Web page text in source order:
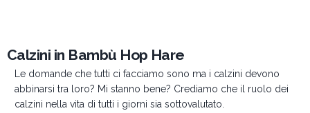
Calzini in Bambù Hop Hare
Le domande che tutti ci facciamo sono ma i calzini devono
abbinarsi tra loro? Mi stanno bene? Crediamo che il ruolo dei
calzini nella vita di tutti i giorni sia sottovalutato.